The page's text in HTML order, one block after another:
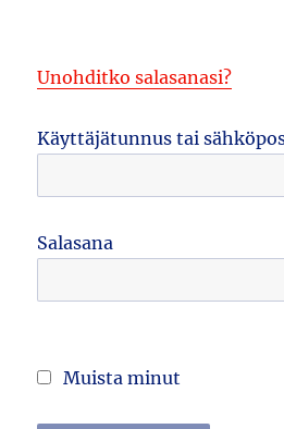
Unohditko salasanasi?
Käyttäjätunnus tai
Salasana
Muista minut